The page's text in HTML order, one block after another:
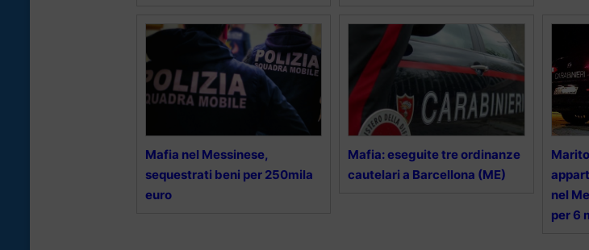
Mafia nel Messinese,
sequestrati beni per 250mila
euro
Mafia: eseguite tre ordinanze
cautelari a Barcellona (ME)
nel
per 6